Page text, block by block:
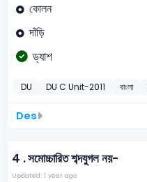
কোলন
দাঁড়ি
ড্যাশ
DU DU C Unit-2011 বাংলা
Des
4 .সমোচ্চারিত শব্দযুগল নয়-
Updated: 1 year ago